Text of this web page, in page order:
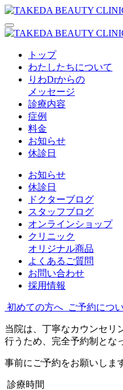
トップ
わたしたちについて
りわDrからの
メッセージ
診療内容
症例
料金
お知らせ
休診日
お知らせ
休診日
ドクターブログ
スタッフブログ
オンラインショップ
クリニック
オリジナル商品
よくあるご質問
お問い合わせ
採用情報
初めての方へ ご予約につ
当院は、丁寧なカウンセリ
行うため、完全予約制とな
事前にご予約をお願いしま
診療時間